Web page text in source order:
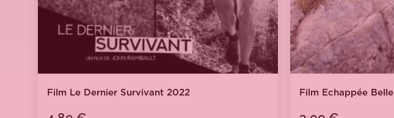
Film Le Dernier Survivant 2022 Film Echappée Belle